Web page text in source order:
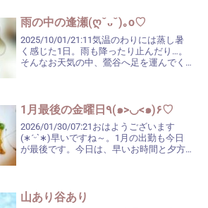
雨の中の逢瀬(ღˇᴗˇ)｡o♡
2025/10/01/21:11気温のわりには蒸し暑
く感じた1日。雨も降ったり止んだり…。
そんなお天気の中、鶯谷へ足を運んでく
1月最後の金曜日٩(๑>◡<๑)۶♡
2026/01/30/07:21おはようございます
(∗ˊᵕ`∗)早いですね～。1月の出勤も今日
が最後です。今日は、早いお時間と夕方
い...
山あり谷あり